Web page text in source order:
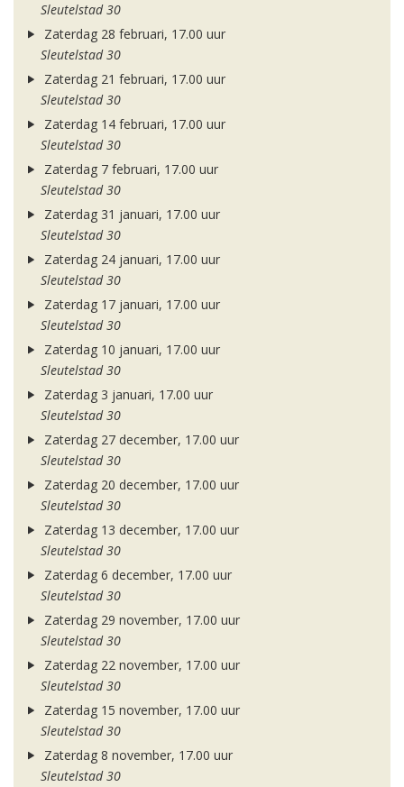
Sleutelstad 30
Zaterdag 28 februari, 17.00 uur
Sleutelstad 30
Zaterdag 21 februari, 17.00 uur
Sleutelstad 30
Zaterdag 14 februari, 17.00 uur
Sleutelstad 30
Zaterdag 7 februari, 17.00 uur
Sleutelstad 30
Zaterdag 31 januari, 17.00 uur
Sleutelstad 30
Zaterdag 24 januari, 17.00 uur
Sleutelstad 30
Zaterdag 17 januari, 17.00 uur
Sleutelstad 30
Zaterdag 10 januari, 17.00 uur
Sleutelstad 30
Zaterdag 3 januari, 17.00 uur
Sleutelstad 30
Zaterdag 27 december, 17.00 uur
Sleutelstad 30
Zaterdag 20 december, 17.00 uur
Sleutelstad 30
Zaterdag 13 december, 17.00 uur
Sleutelstad 30
Zaterdag 6 december, 17.00 uur
Sleutelstad 30
Zaterdag 29 november, 17.00 uur
Sleutelstad 30
Zaterdag 22 november, 17.00 uur
Sleutelstad 30
Zaterdag 15 november, 17.00 uur
Sleutelstad 30
Zaterdag 8 november, 17.00 uur
Sleutelstad 30